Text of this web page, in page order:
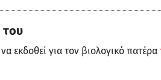
του
εκδοθεί για τον βιολογικό πατέρα